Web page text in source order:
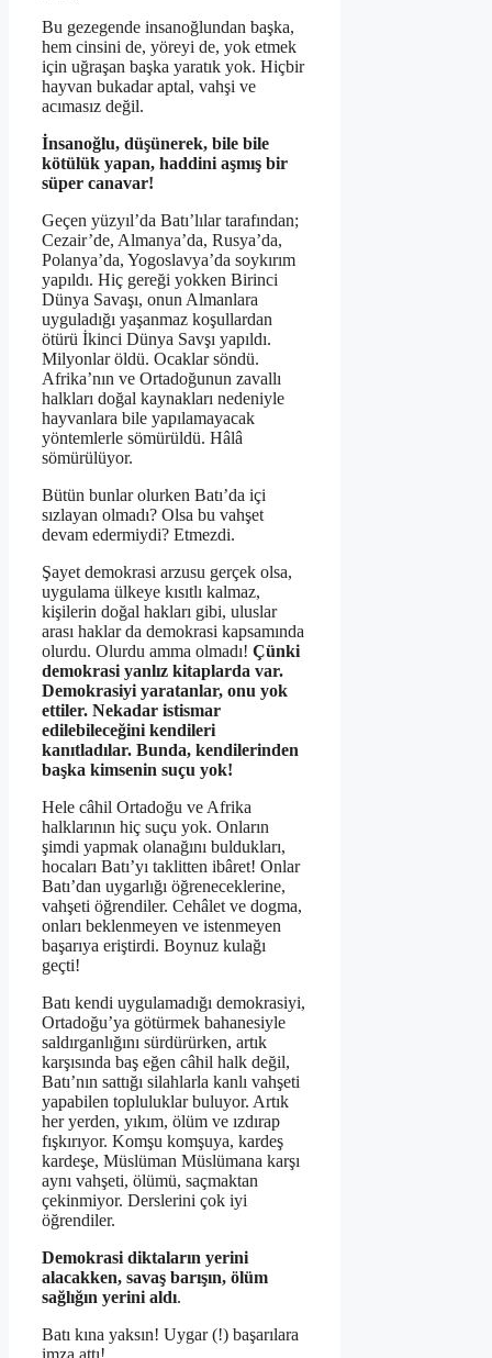
Bu gezegende insanoğlundan başka,
hem cinsini de, yöreyi de, yok etmek
için uğraşan başka yaratık yok. Hiçbir
hayvan bukadar aptal, vahşi ve
acımasız değil.
İnsanoğlu, düşünerek, bile bile
kötülük yapan, haddini aşmış bir
süper canavar!
Geçen yüzyıl’da Batı’lılar tarafından;
Cezair’de, Almanya’da, Rusya’da,
Polanya’da, Yogoslavya’da soykırım
yapıldı. Hiç gereği yokken Birinci
Dünya Savaşı, onun Almanlara
uyguladığı yaşanmaz koşullardan
ötürü İkinci Dünya Savşı yapıldı.
Milyonlar öldü. Ocaklar söndü.
Afrika’nın ve Ortadoğunun zavallı
halkları doğal kaynakları nedeniyle
hayvanlara bile yapılamayacak
yöntemlerle sömürüldü. Hâlâ
sömürülüyor.
Bütün bunlar olurken Batı’da içi
sızlayan olmadı? Olsa bu vahşet
devam edermiydi? Etmezdi.
Şayet demokrasi arzusu gerçek olsa,
uygulama ülkeye kısıtlı kalmaz,
kişilerin doğal hakları gibi, uluslar
arası haklar da demokrasi kapsamında
olurdu. Olurdu amma olmadı! Çünki
demokrasi yanlız kitaplarda var.
Demokrasiyi yaratanlar, onu yok
ettiler. Nekadar istismar
edilebileceğini kendileri
kanıtladılar. Bunda, kendilerinden
başka kimsenin suçu yok!
Hele câhil Ortadoğu ve Afrika
halklarının hiç suçu yok. Onların
şimdi yapmak olanağını buldukları,
hocaları Batı’yı taklitten ibâret! Onlar
Batı’dan uygarlığı öğreneceklerine,
vahşeti öğrendiler. Cehâlet ve dogma,
onları beklenmeyen ve istenmeyen
başarıya eriştirdi. Boynuz kulağı
geçti!
Batı kendi uygulamadığı demokrasiyi,
Ortadoğu’ya götürmek bahanesiyle
saldırganlığını sürdürürken, artık
karşısında baş eğen câhil halk değil,
Batı’nın sattığı silahlarla kanlı vahşeti
yapabilen topluluklar buluyor. Artık
her yerden, yıkım, ölüm ve ızdırap
fışkırıyor. Komşu komşuya, kardeş
kardeşe, Müslüman Müslümana karşı
aynı vahşeti, ölümü, saçmaktan
çekinmiyor. Derslerini çok iyi
öğrendiler.
Demokrasi diktaların yerini
alacakken, savaş barışın, ölüm
sağlığın yerini aldı.
Batı kına yaksın! Uygar (!) başarılara